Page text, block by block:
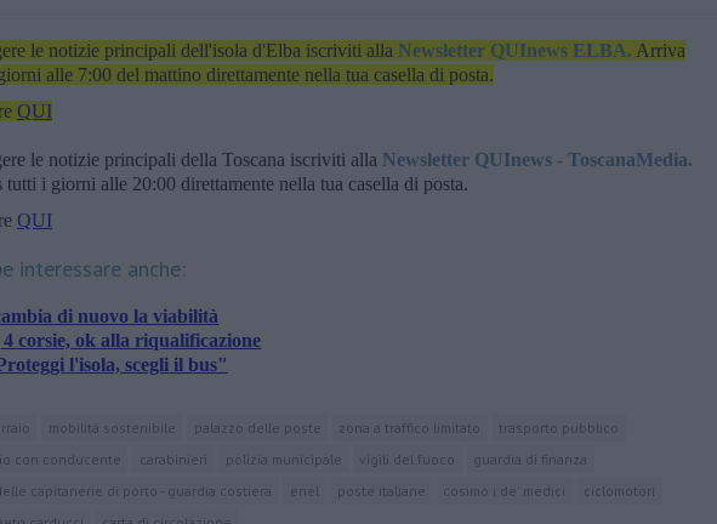
le notizie principali dell'isola d'Elba iscriviti alla Newsletter QUInews ELBA. Arriva
alle 7:00 del mattino direttamente nella tua casella di posta.
QUI
le notizie principali della Toscana iscriviti alla Newsletter QUInews - ToscanaMedia.
tutti i giorni alle 20:00 direttamente nella tua casella di posta.
QUI
interessare anche:
di nuovo la viabilità
corsie, ok alla riqualificazione
l'isola, scegli il bus"
mobilità sostenibile palazzo delle poste zona a traffico limitato
trasporto pubblico
con conducente
carabinieri polizia municipale vigili del fuoco
guardia di finanza
capitanerie di porto - guardia costiera
enel poste italiane cosimo i de' medici
ciclomotori